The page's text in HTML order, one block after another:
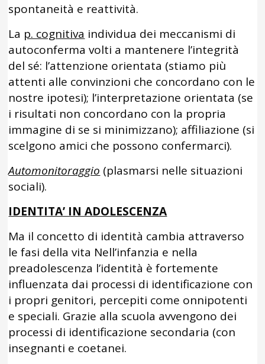
spontaneità e reattività.
La p. cognitiva individua dei meccanismi di
autoconferma volti a mantenere l’integrità
del sé: l’attenzione orientata (stiamo più
attenti alle convinzioni che concordano con le
nostre ipotesi); l’interpretazione orientata (se
i risultati non concordano con la propria
immagine di se si minimizzano); affiliazione (si
scelgono amici che possono confermarci).
Automonitoraggio (plasmarsi nelle situazioni
sociali).
IDENTITA’ IN ADOLESCENZA
Ma il concetto di identità cambia attraverso
le fasi della vita Nell’infanzia e nella
preadolescenza l’identità è fortemente
influenzata dai processi di identificazione con
i propri genitori, percepiti come onnipotenti
e speciali. Grazie alla scuola avvengono dei
processi di identificazione secondaria (con
insegnanti e coetanei.